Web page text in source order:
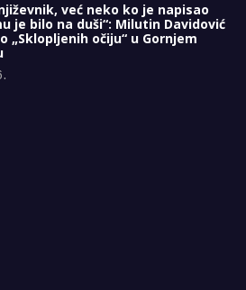
već neko ko je napisao
je bilo na duši“: Milutin Davidović
„Sklopljenih očiju“ u Gornjem